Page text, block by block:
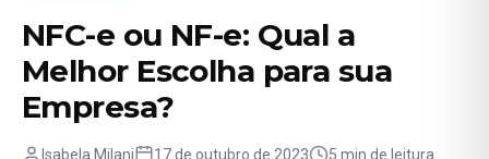
NFC-e ou NF-e: Qual a
Melhor Escolha para sua
Empresa?
Isabela Milani 17 de outubro de 2023 5 min de leitura